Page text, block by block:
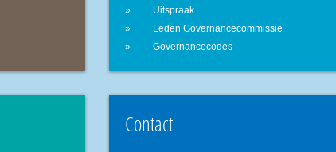
Uitspraak
Leden Governancecommissie
Governancecodes
Contact